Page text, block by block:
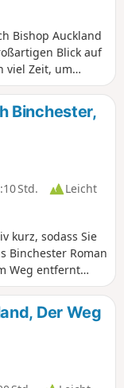
Bishop Auckland
Blick auf
viel Zeit, um
Binchester,
Std.
Leicht
kurz, sodass Sie
Binchester Roman
Weg entfernt
Der Weg